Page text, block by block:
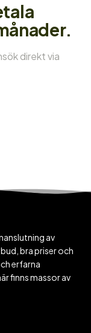
direkt via
av
bra priser och
erfarna
finns massor av